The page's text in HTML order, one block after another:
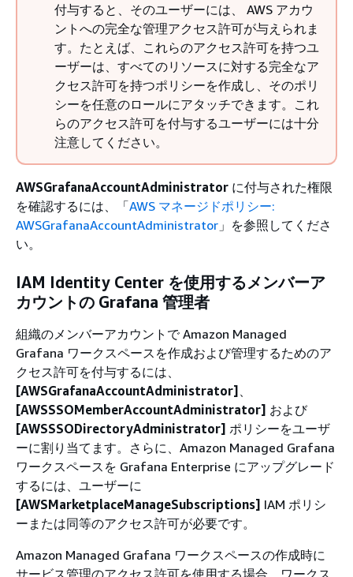
付与すると、そのユーザーには、 AWS アカウ
ントへの完全な管理アクセス許可が与えられま
す。たとえば、これらのアクセス許可を持つユ
ーザーは、すべてのリソースに対する完全なア
クセス許可を持つポリシーを作成し、そのポリ
シーを任意のロールにアタッチできます。これ
らのアクセス許可を付与するユーザーには十分
注意してください。
AWSGrafanaAccountAdministrator に付与された権限
を確認するには、「AWS マネージドポリシー:
AWSGrafanaAccountAdministrator 」を参照してくださ
い。
IAM Identity Center を使用するメンバーア
カウントの Grafana 管理者
組織のメンバーアカウントで Amazon Managed
Grafana ワークスペースを作成および管理するためのア
クセス許可を付与するには、
[AWSGrafanaAccountAdministrator]
[AWSSSOMemberAccountAdministrator] および
[AWSSSODirectoryAdministrator] ポリシーをユーザ
ーに割り当てます。さらに、Amazon Managed Grafana
ワークスペースを Grafana Enterprise にアップグレード
するには、ユーザーに
[AWSMarketplaceManageSubscriptions] IAM ポリシ
ーまたは同等のアクセス許可が必要です。
Amazon Managed Grafana ワークスペースの作成時に
サービス管理のアクセス許可を使用する場合、ワークス